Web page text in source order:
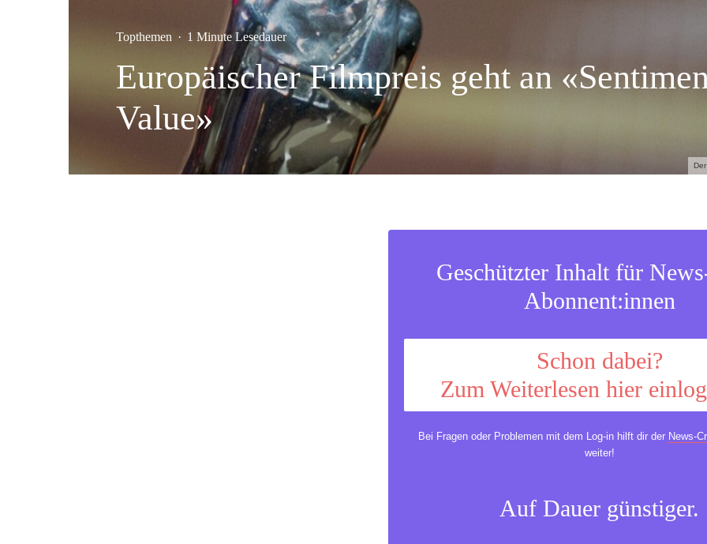
Topthemen · 1 Minute Lesedauer
Europäischer Filmpreis geht an
Value»
Geschützter Inhalt für
Abonnent:innen
Schon dabei?
Zum Weiterlesen hier
Bei Fragen oder Problemen mit dem Log-in hilft dir der News-
weiter!
Auf Dauer günstiger.